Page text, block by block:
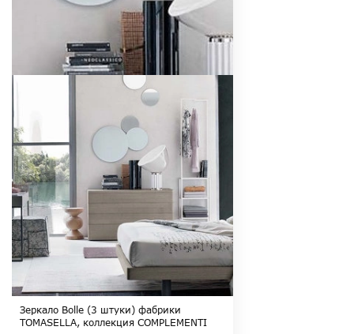
Зеркало Bolle (3 штуки) фабрики
TOMASELLA, коллекция COMPLEMENTI